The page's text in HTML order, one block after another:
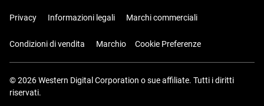
Privacy Informazioni legali Marchi commerciali
Condizioni di vendita Marchio Cookie Preferenze
© 2026 Western Digital Corporation o sue affiliate. Tutti i diritti
riservati.